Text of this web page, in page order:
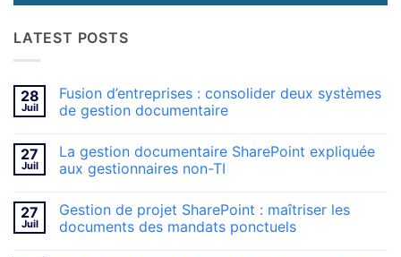
LATEST POSTS
28
Juil
Fusion d’entreprises : consolider deux systèmes
de gestion documentaire
sur
Fusion
d’entreprises
deux
systèmes
de
27
Juil
La gestion documentaire SharePoint expliquée
aux gestionnaires non-TI
sur
La
gestion
27
Juil
Gestion de projet SharePoint : maîtriser les
documents des mandats ponctuels